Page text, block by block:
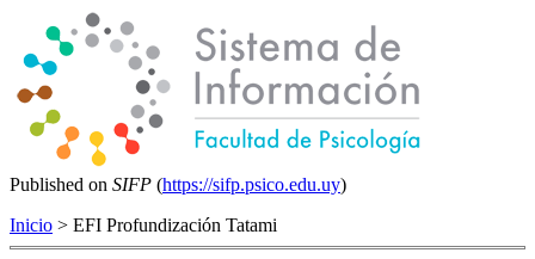
Published on SIFP (https://sifp.psico.edu.uy)
Inicio > EFI Profundización Tatami